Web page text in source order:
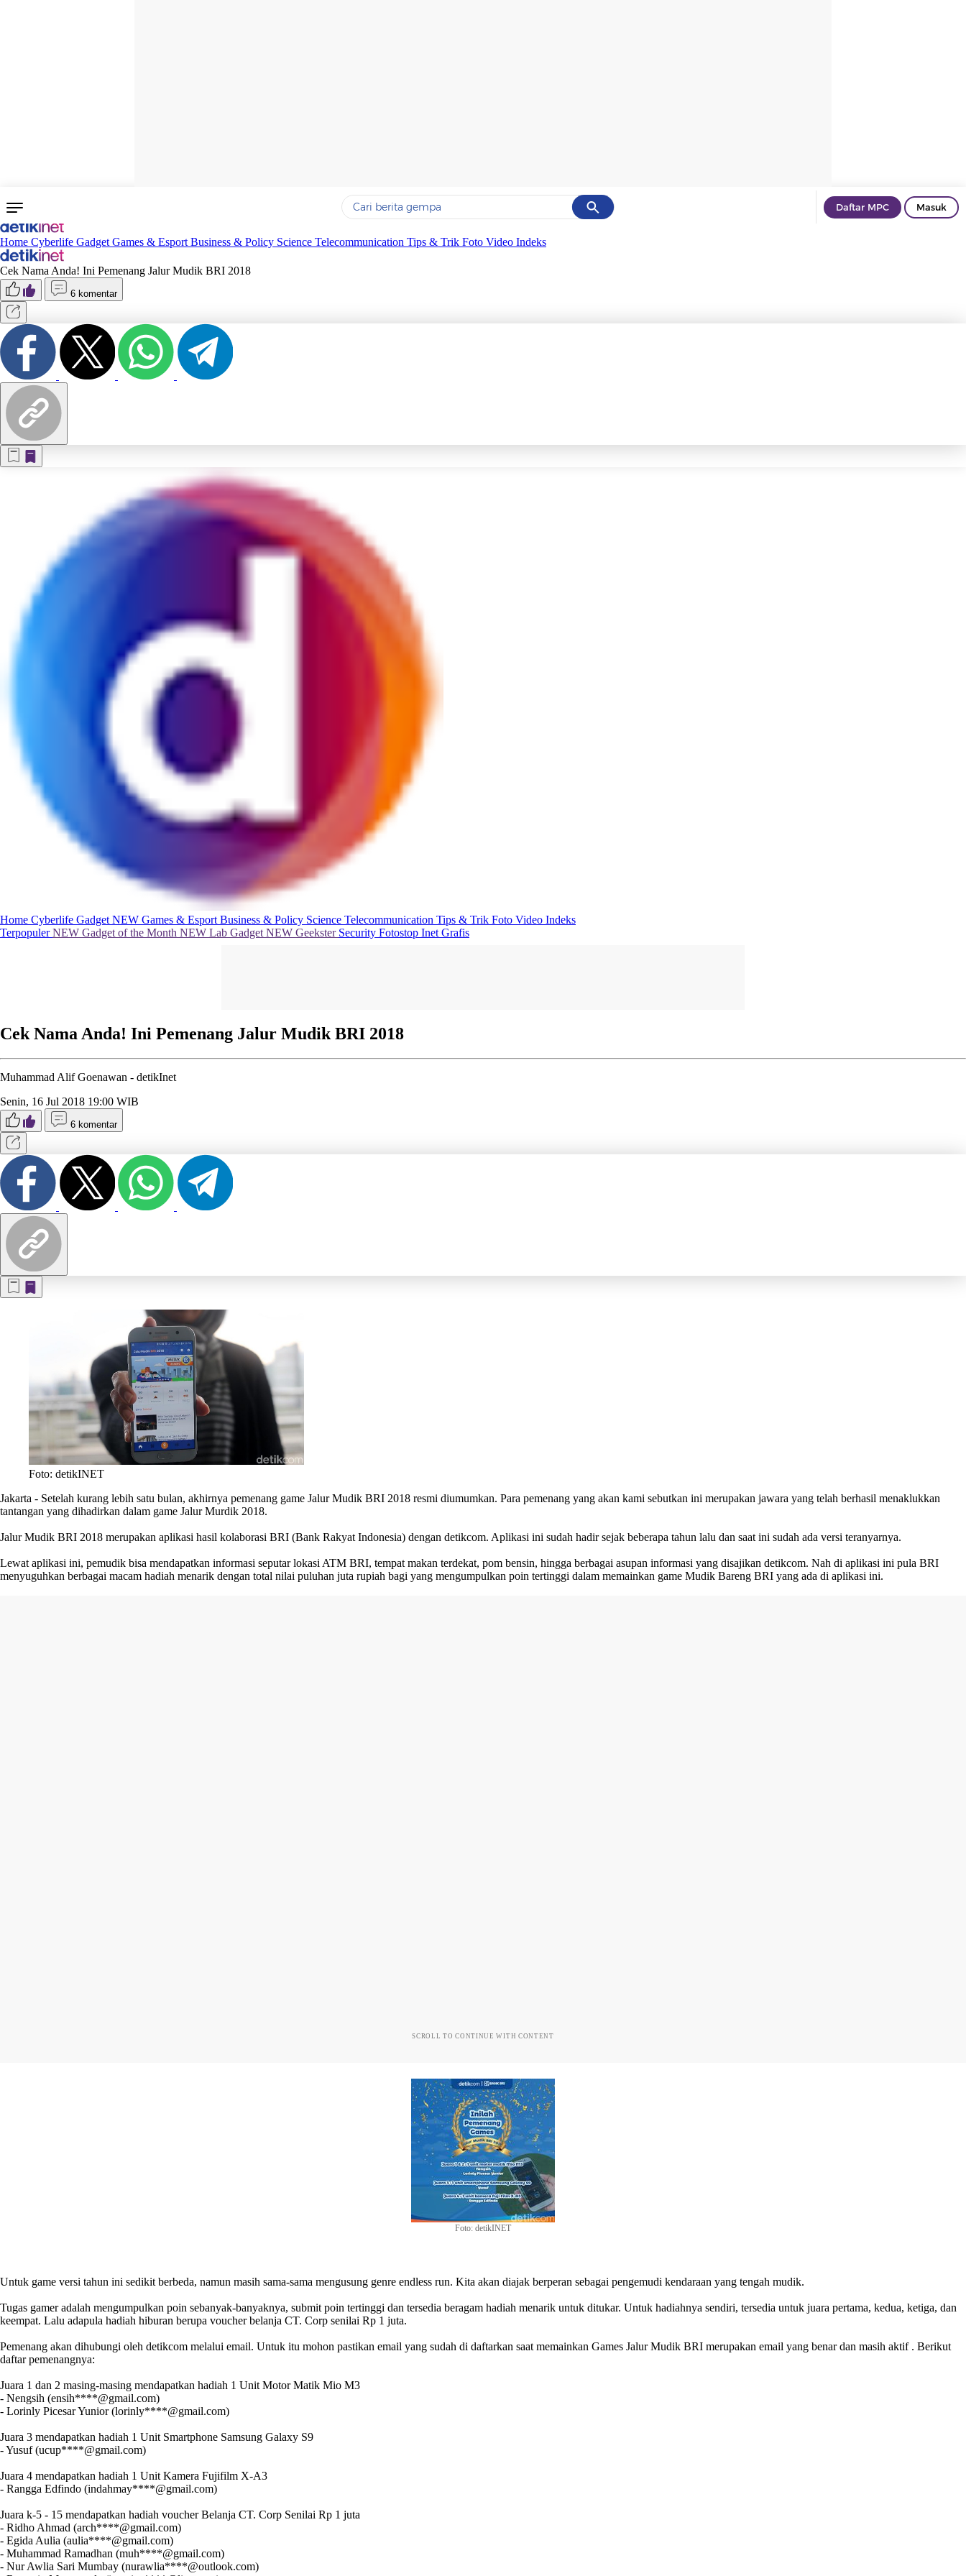
Cancel
Yang sedang ramai dicari
Terakhir yang dicari
Daftar MPC Masuk
Home Cyberlife Gadget Games & Esport Business & Policy Science Telecommunication Tips & Trik Foto Video Indeks
Cek Nama Anda! Ini Pemenang Jalur Mudik BRI 2018
6 komentar
Home Cyberlife Gadget NEW Games & Esport Business & Policy Science Telecommunication Tips & Trik Foto Video Indeks
TerpopulerNEW Gadget of the Month NEW Lab Gadget NEW Geekster Security Fotostop Inet Grafis
Cek Nama Anda! Ini Pemenang Jalur Mudik BRI 2018
Muhammad Alif Goenawan - detikInet
Senin, 16 Jul 2018 19:00 WIB
6 komentar
Foto: detikINET
Jakarta - Setelah kurang lebih satu bulan, akhirnya pemenang game Jalur Mudik BRI 2018 resmi diumumkan. Para pemenang yang akan kami sebutkan ini merupakan jawara yang telah berhasil menaklukkan
tantangan yang dihadirkan dalam game Jalur Murdik 2018.
Jalur Mudik BRI 2018 merupakan aplikasi hasil kolaborasi BRI (Bank Rakyat Indonesia) dengan detikcom. Aplikasi ini sudah hadir sejak beberapa tahun lalu dan saat ini sudah ada versi teranyarnya.
Lewat aplikasi ini, pemudik bisa mendapatkan informasi seputar lokasi ATM BRI, tempat makan terdekat, pom bensin, hingga berbagai asupan informasi yang disajikan detikcom. Nah di aplikasi ini pula BRI
menyuguhkan berbagai macam hadiah menarik dengan total nilai puluhan juta rupiah bagi yang mengumpulkan poin tertinggi dalam memainkan game Mudik Bareng BRI yang ada di aplikasi ini.
SCROLL TO CONTINUE WITH CONTENT
Foto: detikINET
Untuk game versi tahun ini sedikit berbeda, namun masih sama-sama mengusung genre endless run. Kita akan diajak berperan sebagai pengemudi kendaraan yang tengah mudik.
Tugas gamer adalah mengumpulkan poin sebanyak-banyaknya, submit poin tertinggi dan tersedia beragam hadiah menarik untuk ditukar. Untuk hadiahnya sendiri, tersedia untuk juara pertama, kedua, ketiga, dan
keempat. Lalu adapula hadiah hiburan berupa voucher belanja CT. Corp senilai Rp 1 juta.
Pemenang akan dihubungi oleh detikcom melalui email. Untuk itu mohon pastikan email yang sudah di daftarkan saat memainkan Games Jalur Mudik BRI merupakan email yang benar dan masih aktif . Berikut
daftar pemenangnya:
Juara 1 dan 2 masing-masing mendapatkan hadiah 1 Unit Motor Matik Mio M3
- Nengsih (ensih****@gmail.com)
- Lorinly Picesar Yunior (lorinly****@gmail.com)
Juara 3 mendapatkan hadiah 1 Unit Smartphone Samsung Galaxy S9
- Yusuf (ucup****@gmail.com)
Juara 4 mendapatkan hadiah 1 Unit Kamera Fujifilm X-A3
- Rangga Edfindo (indahmay****@gmail.com)
Juara k-5 - 15 mendapatkan hadiah voucher Belanja CT. Corp Senilai Rp 1 juta
- Ridho Ahmad (arch****@gmail.com)
- Egida Aulia (aulia****@gmail.com)
- Muhammad Ramadhan (muh****@gmail.com)
- Nur Awlia Sari Mumbay (nurawlia****@outlook.com)